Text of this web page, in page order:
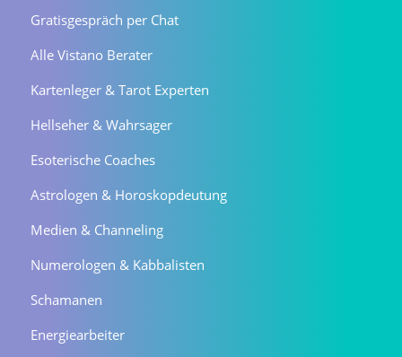
Gratisgespräch per Chat
Alle Vistano Berater
Kartenleger & Tarot Experten
Hellseher & Wahrsager
Esoterische Coaches
Astrologen & Horoskopdeutung
Medien & Channeling
Numerologen & Kabbalisten
Schamanen
Energiearbeiter